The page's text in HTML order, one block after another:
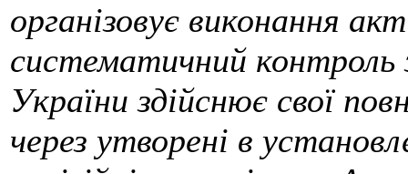
організовує виконання
систематичний контроль
України здійснює свої
через утворені в